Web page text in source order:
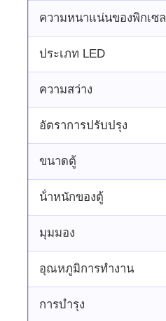
ความหนาแน่นของพิกเซล
ประเภท LED
ความสว่าง
อัตราการปรับปรุง
ขนาดตู้
น้ําหนักของตู้
มุมมอง
อุณหภูมิการทํางาน
การบํารุง